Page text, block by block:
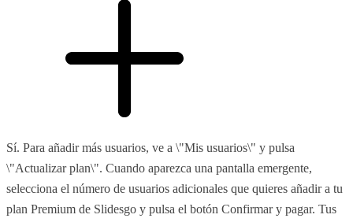
Sí. Para añadir más usuarios, ve a \"Mis usuarios\" y pulsa
\"Actualizar plan\". Cuando aparezca una pantalla emergente,
selecciona el número de usuarios adicionales que quieres añadir a tu
plan Premium de Slidesgo y pulsa el botón Confirmar y pagar. Tus